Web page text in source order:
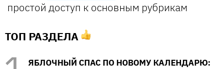
простой доступ к основным рубрикам
ТОП РАЗДЕЛА
ЯБЛОЧНЫЙ СПАС ПО НОВОМУ КАЛЕНДАРЮ: